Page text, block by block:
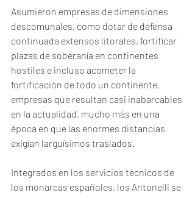
Asumieron empresas de dimensiones
descomunales, como dotar de defensa
continuada extensos litorales, fortificar
plazas de soberanía en continentes
hostiles e incluso acometer la
fortificación de todo un continente,
empresas que resultan casi inabarcables
en la actualidad, mucho más en una
época en que las enormes distancias
exigían larguísimos traslados.
Integrados en los servicios técnicos de
los monarcas españoles, los Antonelli se